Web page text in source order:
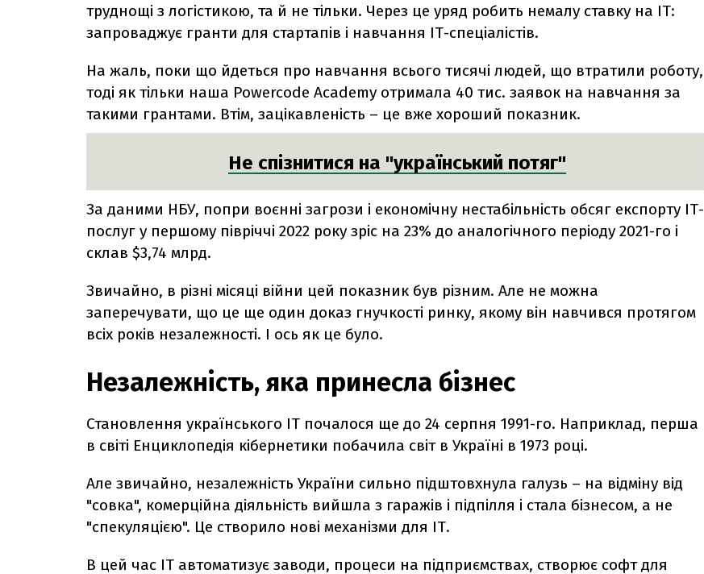
труднощі з логістикою, та й не тільки. Через це уряд робить немалу ставку на ІТ:
запроваджує гранти для стартапів і навчання ІТ-спеціалістів.
На жаль, поки що йдеться про навчання всього тисячі людей, що втратили роботу,
тоді як тільки наша Powercode Academy отримала 40 тис. заявок на навчання за
такими грантами. Втім, зацікавленість – це вже хороший показник.
Не спізнитися на "український потяг"
За даними НБУ, попри воєнні загрози і економічну нестабільність обсяг експорту ІТ-
послуг у першому півріччі 2022 року зріс на 23% до аналогічного періоду 2021-го і
склав $3,74 млрд.
Звичайно, в різні місяці війни цей показник був різним. Але не можна
заперечувати, що це ще один доказ гнучкості ринку, якому він навчився протягом
всіх років незалежності. І ось як це було.
Незалежність, яка принесла бізнес
Становлення українського ІТ почалося ще до 24 серпня 1991-го. Наприклад, перша
в світі Енциклопедія кібернетики побачила світ в Україні в 1973 році.
Але звичайно, незалежність України сильно підштовхнула галузь – на відміну від
"совка", комерційна діяльність вийшла з гаражів і підпілля і стала бізнесом, а не
"спекуляцією". Це створило нові механізми для ІТ.
В цей час ІТ автоматизує заводи, процеси на підприємствах, створює софт для